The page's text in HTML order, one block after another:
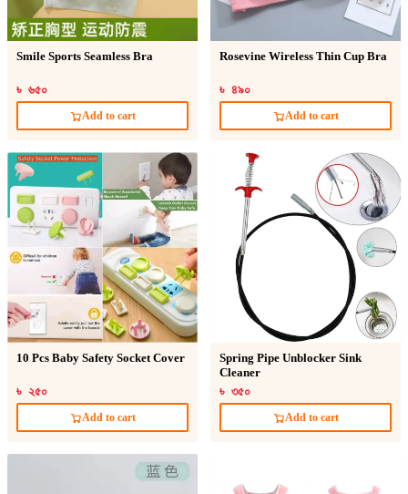
Smile Sports Seamless Bra
৳ ৬৫০
Add to cart
Rosevine Wireless Thin Cup Bra
৳ ৪৯০
Add to cart
10 Pcs Baby Safety Socket Cover
৳ ২৫০
Add to cart
Spring Pipe Unblocker Sink
Cleaner
৳ ৩৫০
Add to cart